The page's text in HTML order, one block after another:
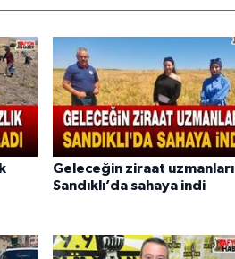
Geleceğin ziraat uzmanları
Sandıklı’da sahaya indi